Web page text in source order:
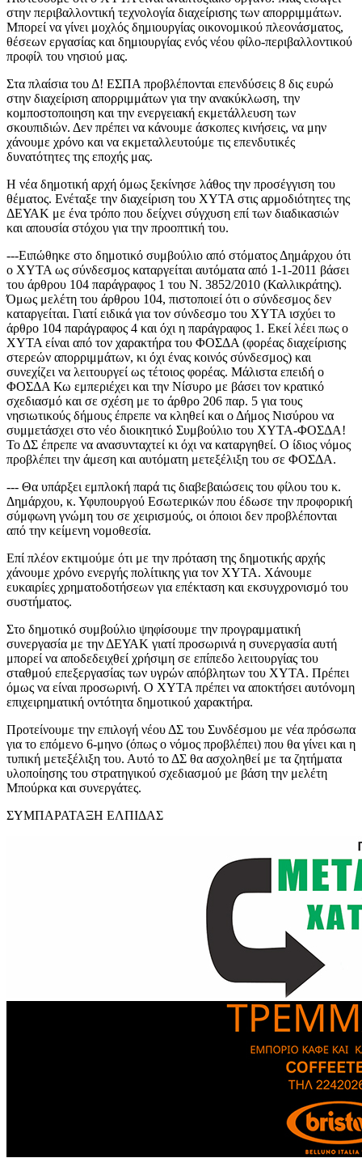
στην περιβαλλοντική τεχνολογία διαχείρισης των απορριμμάτων.
Μπορεί να γίνει μοχλός δημιουργίας οικονομικού πλεονάσματος,
θέσεων εργασίας και δημιουργίας ενός νέου φίλο-περιβαλλοντικού
προφίλ του νησιού μας.
Στα πλαίσια του Δ! ΕΣΠΑ προβλέπονται επενδύσεις 8 δις ευρώ
στην διαχείριση απορριμμάτων για την ανακύκλωση, την
κομποστοποιηση και την ενεργειακή εκμετάλλευση των
σκουπιδιών. Δεν πρέπει να κάνουμε άσκοπες κινήσεις, να μην
χάνουμε χρόνο και να εκμεταλλευτούμε τις επενδυτικές
δυνατότητες της εποχής μας.
Η νέα δημοτική αρχή όμως ξεκίνησε λάθος την προσέγγιση του
θέματος. Ενέταξε την διαχείριση του ΧΥΤΑ στις αρμοδιότητες της
ΔΕΥΑΚ με ένα τρόπο που δείχνει σύγχυση επί των διαδικασιών
και απουσία στόχου για την προοπτική του.
---Ειπώθηκε στο δημοτικό συμβούλιο από στόματος Δημάρχου ότι
ο ΧΥΤΑ ως σύνδεσμος καταργείται αυτόματα από 1-1-2011 βάσει
του άρθρου 104 παράγραφος 1 του N. 3852/2010 (Καλλικράτης).
Όμως μελέτη του άρθρου 104, πιστοποιεί ότι ο σύνδεσμος δεν
καταργείται. Γιατί ειδικά για τον σύνδεσμο του ΧΥΤΑ ισχύει το
άρθρο 104 παράγραφος 4 και όχι η παράγραφος 1. Εκεί λέει πως ο
ΧΥΤΑ είναι από τον χαρακτήρα του ΦΟΣΔΑ (φορέας διαχείρισης
στερεών απορριμμάτων, κι όχι ένας κοινός σύνδεσμος) και
συνεχίζει να λειτουργεί ως τέτοιος φορέας. Μάλιστα επειδή ο
ΦΟΣΔΑ Κω εμπεριέχει και την Νίσυρο με βάσει τον κρατικό
σχεδιασμό και σε σχέση με το άρθρο 206 παρ. 5 για τους
νησιωτικούς δήμους έπρεπε να κληθεί και ο Δήμος Νισύρου να
συμμετάσχει στο νέο διοικητικό Συμβούλιο του ΧΥΤΑ-ΦΟΣΔΑ!
Το ΔΣ έπρεπε να ανασυνταχτεί κι όχι να καταργηθεί. Ο ίδιος νόμος
προβλέπει την άμεση και αυτόματη μετεξέλιξη του σε ΦΟΣΔΑ.
--- Θα υπάρξει εμπλοκή παρά τις διαβεβαιώσεις του φίλου του κ.
Δημάρχου, κ. Υφυπουργού Εσωτερικών που έδωσε την προφορική
σύμφωνη γνώμη του σε χειρισμούς, οι όποιοι δεν προβλέπονται
από την κείμενη νομοθεσία.
Επί πλέον εκτιμούμε ότι με την πρόταση της δημοτικής αρχής
χάνουμε χρόνο ενεργής πολίτικης για τον ΧΥΤΑ. Χάνουμε
ευκαιρίες χρηματοδοτήσεων για επέκταση και εκσυγχρονισμό του
συστήματος.
Στο δημοτικό συμβούλιο ψηφίσουμε την προγραμματική
συνεργασία με την ΔΕΥΑΚ γιατί προσωρινά η συνεργασία αυτή
μπορεί να αποδεδειχθεί χρήσιμη σε επίπεδο λειτουργίας του
σταθμού επεξεργασίας των υγρών απόβλητων του ΧΥΤΑ. Πρέπει
όμως να είναι προσωρινή. Ο ΧΥΤΑ πρέπει να αποκτήσει αυτόνομη
επιχειρηματική οντότητα δημοτικού χαρακτήρα.
Προτείνουμε την επιλογή νέου ΔΣ του Συνδέσμου με νέα πρόσωπα
για το επόμενο 6-μηνο (όπως ο νόμος προβλέπει) που θα γίνει και η
τυπική μετεξέλιξη του. Αυτό το ΔΣ θα ασχοληθεί με τα ζητήματα
υλοποίησης του στρατηγικού σχεδιασμού με βάση την μελέτη
Μπούρκα και συνεργάτες.
ΣΥΜΠΑΡΑΤΑΞΗ ΕΛΠΙΔΑΣ